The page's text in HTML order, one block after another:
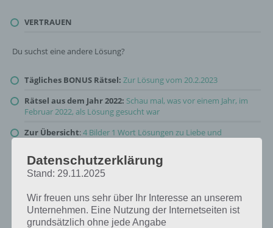
VERTRAUEN
Du suchst eine andere Lösung?
Tägliches BONUS Rätsel: Zur Lösung vom 20.2.2023
Rätsel aus dem Jahr 2022: Schau mal, was vor einem Jahr, im
Februar 2022, als Lösung gesucht war
Zur Übersicht:4 Bilder 1 Wort Lösungen zu Liebe und
Datenschutzerklärung
Stand: 29.11.2025
Wir freuen uns sehr über Ihr Interesse an unserem
Unternehmen. Eine Nutzung der Internetseiten ist
grundsätzlich ohne jede Angabe